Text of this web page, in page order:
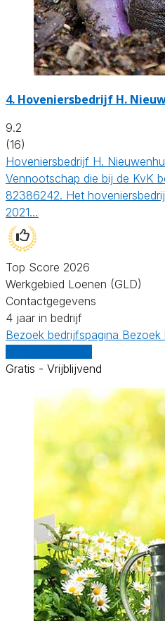
4. Hoveniersbedrijf H.
9.2
(16)
Hoveniersbedrijf H.
Vennootschap die bij de KvK
82386242. Het
2021…
Top Score 2026
Werkgebied Loenen (GLD)
Contactgegevens
4 jaar in bedrijf
Bezoek bedrijfspagina Bezoek
Gratis - Vrijblijvend